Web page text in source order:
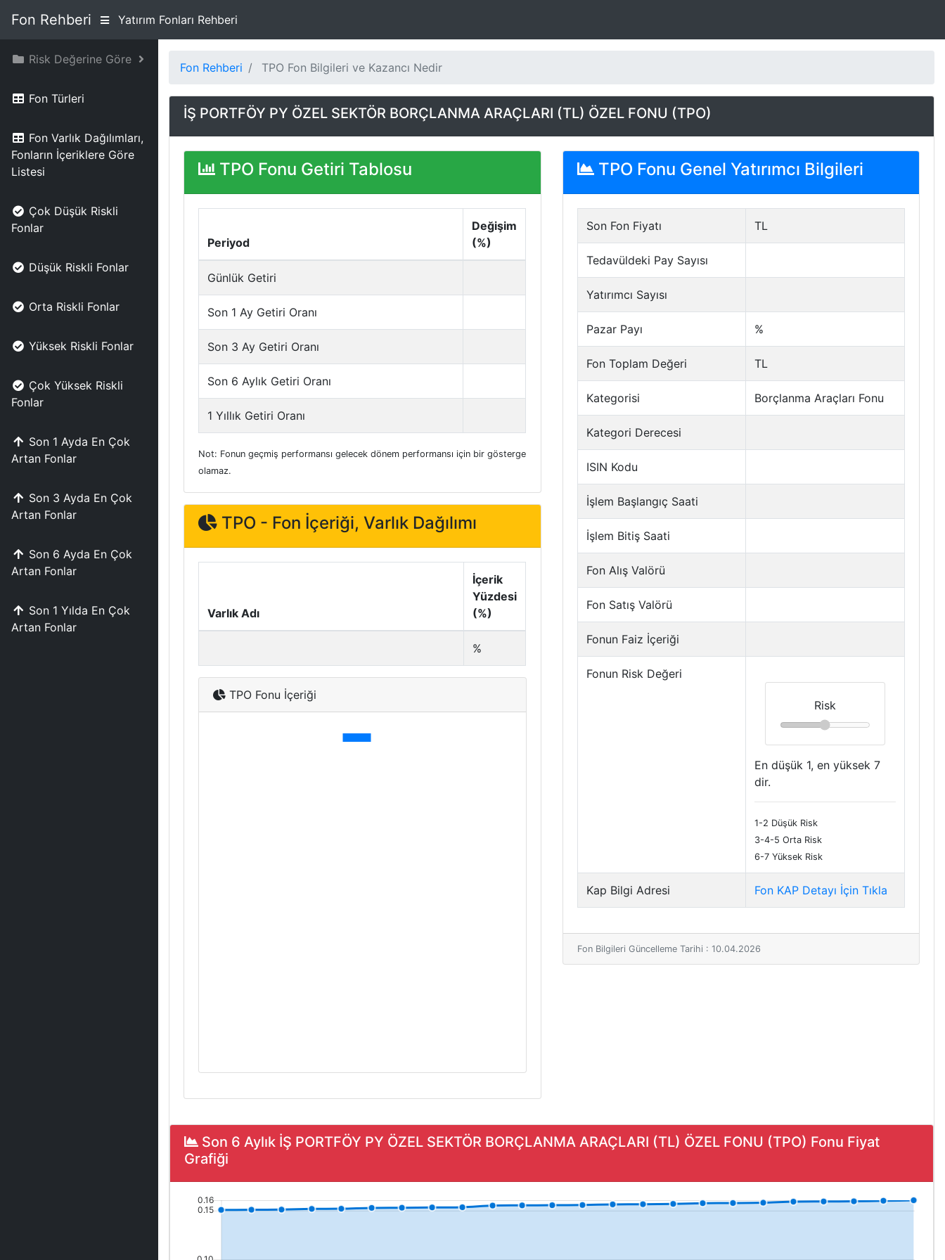
Fon Rehberi Yatırım Fonları Rehberi
Risk Değerine Göre
Fon Türleri
Fon Varlık Dağılımları,
Fonların İçeriklere Göre
Listesi
Çok Düşük Riskli
Fonlar
Düşük Riskli Fonlar
Orta Riskli Fonlar
Yüksek Riskli Fonlar
Çok Yüksek Riskli
Fonlar
Son 1 Ayda En Çok
Artan Fonlar
Son 3 Ayda En Çok
Artan Fonlar
Son 6 Ayda En Çok
Artan Fonlar
Son 1 Yılda En Çok
Artan Fonlar
Fon Rehberi TPO Fon Bilgileri ve Kazancı Nedir
İŞ PORTFÖY PY ÖZEL SEKTÖR BORÇLANMA ARAÇLARI (TL) ÖZEL FONU (TPO)
TPO Fonu Getiri Tablosu
Periyod
Değişim
(%)
Günlük Getiri
Son 1 Ay Getiri Oranı
Son 3 Ay Getiri Oranı
Son 6 Aylık Getiri Oranı
1 Yıllık Getiri Oranı
Not: Fonun geçmiş performansı gelecek dönem performansı için bir gösterge
olamaz.
TPO - Fon İçeriği, Varlık Dağılımı
Varlık Adı
İçerik
Yüzdesi
(%)
%
TPO Fonu İçeriği
TPO Fonu Genel Yatırımcı Bilgileri
Son Fon Fiyatı TL
Tedavüldeki Pay Sayısı
Yatırımcı Sayısı
Pazar Payı %
Fon Toplam Değeri TL
Kategorisi Borçlanma Araçları Fonu
Kategori Derecesi
ISIN Kodu
İşlem Başlangıç Saati
İşlem Bitiş Saati
Fon Alış Valörü
Fon Satış Valörü
Fonun Faiz İçeriği
Fonun Risk Değeri
Risk
En düşük 1, en yüksek 7
dir.
1-2 Düşük Risk
3-4-5 Orta Risk
6-7 Yüksek Risk
Kap Bilgi Adresi Fon KAP Detayı İçin Tıkla
Fon Bilgileri Güncelleme Tarihi : 10.04.2026
Son 6 Aylık İŞ PORTFÖY PY ÖZEL SEKTÖR BORÇLANMA ARAÇLARI (TL) ÖZEL FONU (TPO) Fonu Fiyat
Grafiği